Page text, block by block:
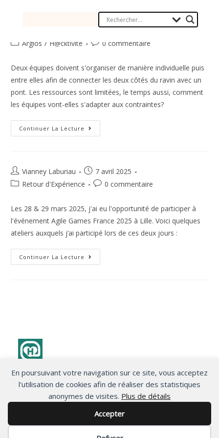
En poursuivant votre navigation sur ce site, vous acceptez
l'utilisation de cookies afin de réaliser des statistiques
anonymes de visites. Plus de détails
Accepter
15 avril 2025
Argios / H@cktivité 0 commentaire
Deux équipes doivent s'organiser de manière individuelle puis
entre elles afin de connecter les deux côtés du ravin avec un
pont. Les ressources sont limitées, le temps aussi, comment
les équipes vont-elles s'adapter aux contraintes?
Continuer La Lecture
Vianney Laburiau
7 avril 2025
Retour d'Expérience
0 commentaire
Les 28 & 29 mars 2025, j'ai eu l'opportunité de participer à
l'événement Agile Games France 2025 à Lille. Voici quelques
ateliers auxquels j’ai participé lors de ces deux jours :
Continuer La Lecture
Politique de confidentialité